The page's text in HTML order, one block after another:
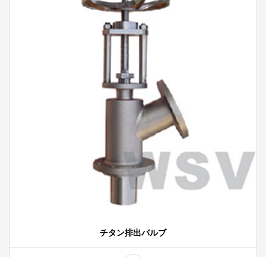
チタン排出バルブ